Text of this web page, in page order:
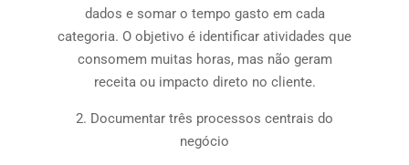
dados e somar o tempo gasto em cada
categoria. O objetivo é identificar atividades que
consomem muitas horas, mas não geram
receita ou impacto direto no cliente.
2. Documentar três processos centrais do
negócio